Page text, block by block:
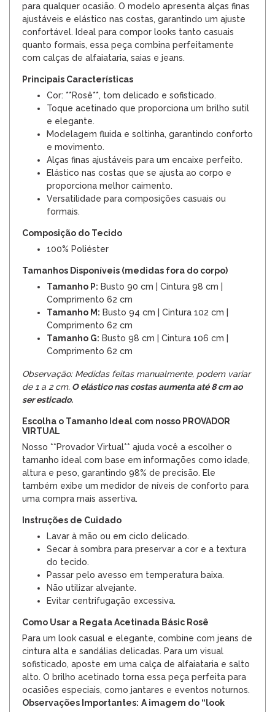
para qualquer ocasião. O modelo apresenta alças finas
ajustáveis e elástico nas costas, garantindo um ajuste
confortável. Ideal para compor looks tanto casuais
quanto formais, essa peça combina perfeitamente
com calças de alfaiataria, saias e jeans.
Principais Características
Cor: **Rosê**, tom delicado e sofisticado.
Toque acetinado que proporciona um brilho sutil
e elegante.
Modelagem fluida e soltinha, garantindo conforto
e movimento.
Alças finas ajustáveis para um encaixe perfeito.
Elástico nas costas que se ajusta ao corpo e
proporciona melhor caimento.
Versatilidade para composições casuais ou
formais.
Composição do Tecido
100% Poliéster
Tamanhos Disponíveis (medidas fora do corpo)
Tamanho P: Busto 90 cm | Cintura 98 cm |
Comprimento 62 cm
Tamanho M: Busto 94 cm | Cintura 102 cm |
Comprimento 62 cm
Tamanho G: Busto 98 cm | Cintura 106 cm |
Comprimento 62 cm
Observação: Medidas feitas manualmente, podem variar
de 1 a 2 cm. O elástico nas costas aumenta até 8 cm ao
ser esticado.
Escolha o Tamanho Ideal com nosso PROVADOR
VIRTUAL
Nosso **Provador Virtual** ajuda você a escolher o
tamanho ideal com base em informações como idade,
altura e peso, garantindo 98% de precisão. Ele
também exibe um medidor de níveis de conforto para
uma compra mais assertiva.
Instruções de Cuidado
Lavar à mão ou em ciclo delicado.
Secar à sombra para preservar a cor e a textura
do tecido.
Passar pelo avesso em temperatura baixa.
Não utilizar alvejante.
Evitar centrifugação excessiva.
Como Usar a Regata Acetinada Básic Rosê
Para um look casual e elegante, combine com jeans de
cintura alta e sandálias delicadas. Para um visual
sofisticado, aposte em uma calça de alfaiataria e salto
alto. O brilho acetinado torna essa peça perfeita para
ocasiões especiais, como jantares e eventos noturnos.
Observações Importantes: A imagem do “look